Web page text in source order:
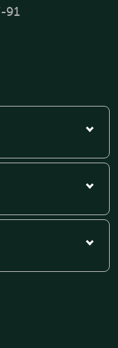
91